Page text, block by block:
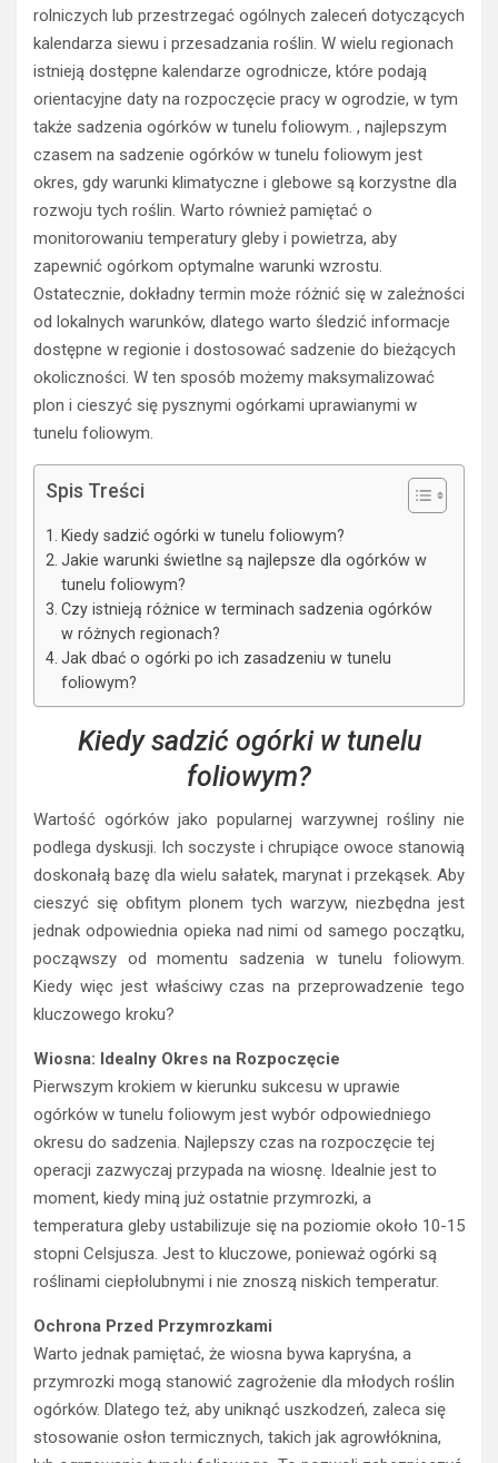
rolniczych lub przestrzegać ogólnych zaleceń dotyczących
kalendarza siewu i przesadzania roślin. W wielu regionach
istnieją dostępne kalendarze ogrodnicze, które podają
orientacyjne daty na rozpoczęcie pracy w ogrodzie, w tym
także sadzenia ogórków w tunelu foliowym. , najlepszym
czasem na sadzenie ogórków w tunelu foliowym jest
okres, gdy warunki klimatyczne i glebowe są korzystne dla
rozwoju tych roślin. Warto również pamiętać o
monitorowaniu temperatury gleby i powietrza, aby
zapewnić ogórkom optymalne warunki wzrostu.
Ostatecznie, dokładny termin może różnić się w zależności
od lokalnych warunków, dlatego warto śledzić informacje
dostępne w regionie i dostosować sadzenie do bieżących
okoliczności. W ten sposób możemy maksymalizować
plon i cieszyć się pysznymi ogórkami uprawianymi w
tunelu foliowym.
Spis Treści
Kiedy sadzić ogórki w tunelu foliowym?
Jakie warunki świetlne są najlepsze dla ogórków w
tunelu foliowym?
Czy istnieją różnice w terminach sadzenia ogórków
w różnych regionach?
Jak dbać o ogórki po ich zasadzeniu w tunelu
foliowym?
Kiedy sadzić ogórki w tunelu
foliowym?
Wartość ogórków jako popularnej warzywnej rośliny nie
podlega dyskusji. Ich soczyste i chrupiące owoce stanowią
doskonałą bazę dla wielu sałatek, marynat i przekąsek. Aby
cieszyć się obfitym plonem tych warzyw, niezbędna jest
jednak odpowiednia opieka nad nimi od samego początku,
począwszy od momentu sadzenia w tunelu foliowym.
Kiedy więc jest właściwy czas na przeprowadzenie tego
kluczowego kroku?
Wiosna: Idealny Okres na Rozpoczęcie
Pierwszym krokiem w kierunku sukcesu w uprawie
ogórków w tunelu foliowym jest wybór odpowiedniego
okresu do sadzenia. Najlepszy czas na rozpoczęcie tej
operacji zazwyczaj przypada na wiosnę. Idealnie jest to
moment, kiedy miną już ostatnie przymrozki, a
temperatura gleby ustabilizuje się na poziomie około 10-15
stopni Celsjusza. Jest to kluczowe, ponieważ ogórki są
roślinami ciepłolubnymi i nie znoszą niskich temperatur.
Ochrona Przed Przymrozkami
Warto jednak pamiętać, że wiosna bywa kapryśna, a
przymrozki mogą stanowić zagrożenie dla młodych roślin
ogórków. Dlatego też, aby uniknąć uszkodzeń, zaleca się
stosowanie osłon termicznych, takich jak agrowłóknina,